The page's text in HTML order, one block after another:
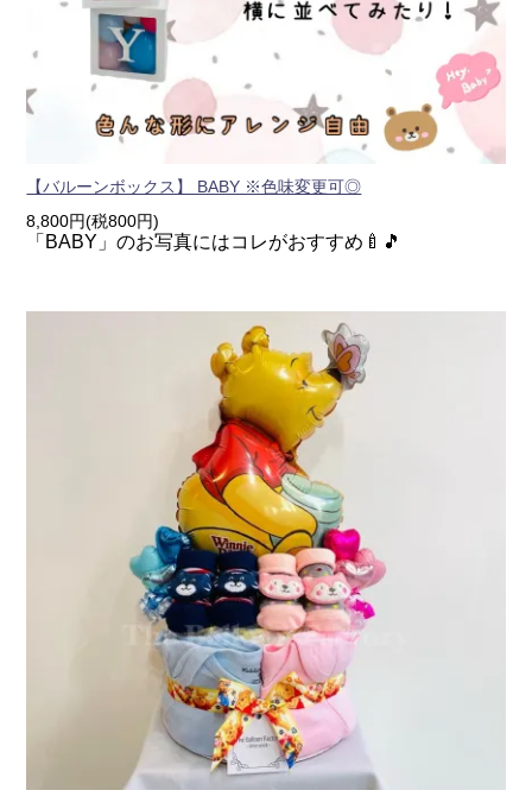
【バルーンボックス】 BABY ※色味変更可◎
8,800円(税800円)
「BABY」のお写真にはコレがおすすめ🍼🎵